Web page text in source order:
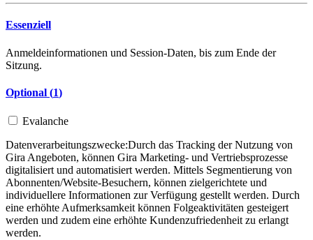
Essenziell
Anmeldeinformationen und Session-Daten, bis zum Ende der
Sitzung.
Optional (1)
Evalanche
Datenverarbeitungszwecke:Durch das Tracking der Nutzung von
Gira Angeboten, können Gira Marketing- und Vertriebsprozesse
digitalisiert und automatisiert werden. Mittels Segmentierung von
Abonnenten/Website-Besuchern, können zielgerichtete und
individuellere Informationen zur Verfügung gestellt werden. Durch
eine erhöhte Aufmerksamkeit können Folgeaktivitäten gesteigert
werden und zudem eine erhöhte Kundenzufriedenheit zu erlangt
werden.